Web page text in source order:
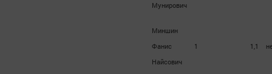
Мунирович
Миншин
Фанис
Найсович
1 1,1